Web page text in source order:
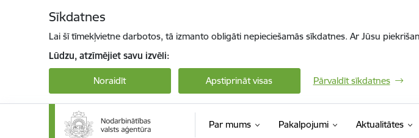
Sīkdatnes
Lai šī tīmekļvietne darbotos, tā izmanto obligāti nepieciešamās sīkdatnes. Ar Jūsu
Lūdzu, atzīmējiet savu izvēli:
Noraidīt Apstiprināt visas Pārvaldīt sīkdatnes
Par mums Pakalpojumi Aktualitātes